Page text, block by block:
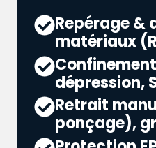
Repérage &
matériaux
dépression,
Retrait
ponçage),